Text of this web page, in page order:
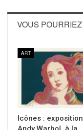
VOUS
ART
Icônes :